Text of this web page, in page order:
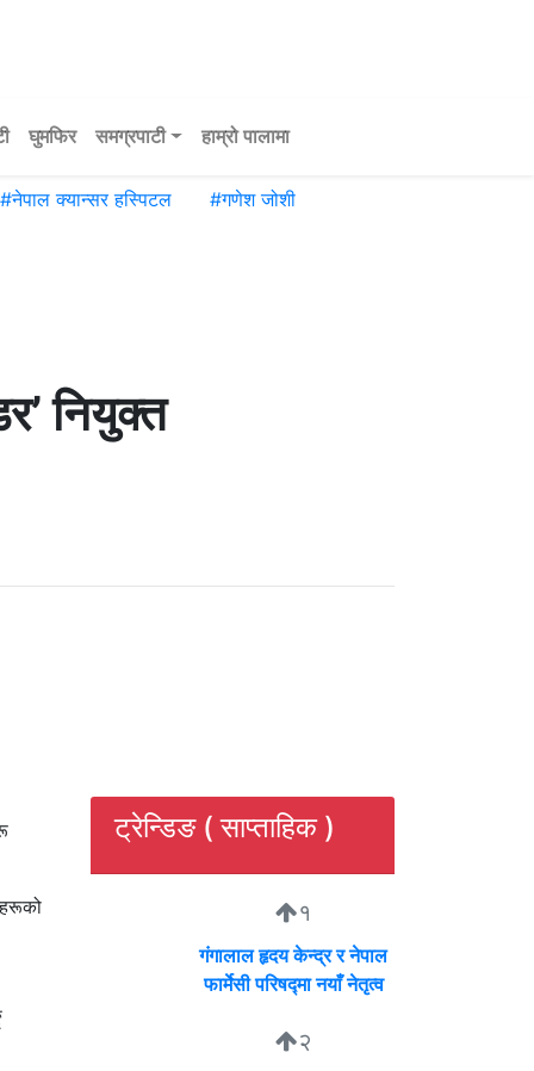
घुमफिर समग्रपाटी हाम्रो पालामा
#नेपाल क्यान्सर हस्पिटल #गणेश जोशी
नियुक्त
ट्रेन्डिङ ( साप्ताहिक )
१
गंगालाल हृदय केन्द्र र नेपाल
फार्मेसी परिषद्मा नयाँ नेतृत्व
२